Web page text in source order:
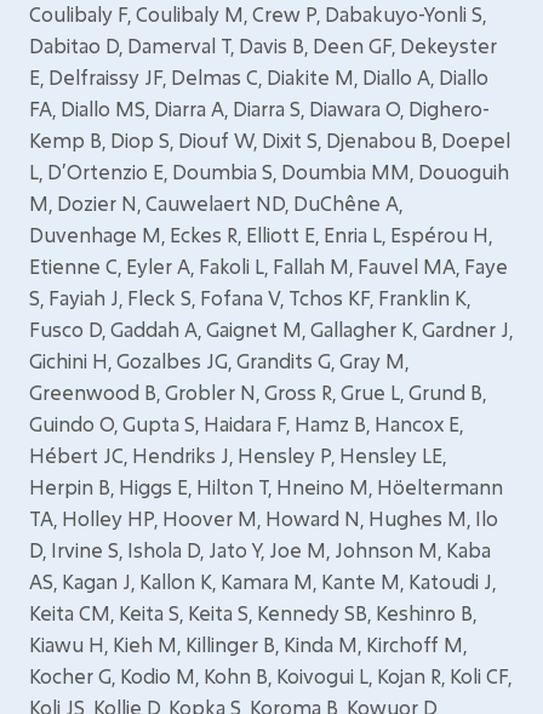
Coulibaly F, Coulibaly M, Crew P, Dabakuyo-Yonli S,
Dabitao D, Damerval T, Davis B, Deen GF, Dekeyster
E, Delfraissy JF, Delmas C, Diakite M, Diallo A, Diallo
FA, Diallo MS, Diarra A, Diarra S, Diawara O, Dighero-
Kemp B, Diop S, Diouf W, Dixit S, Djenabou B, Doepel
L, D’Ortenzio E, Doumbia S, Doumbia MM, Douoguih
M, Dozier N, Cauwelaert ND, DuChêne A,
Duvenhage M, Eckes R, Elliott E, Enria L, Espérou H,
Etienne C, Eyler A, Fakoli L, Fallah M, Fauvel MA, Faye
S, Fayiah J, Fleck S, Fofana V, Tchos KF, Franklin K,
Fusco D, Gaddah A, Gaignet M, Gallagher K, Gardner J,
Gichini H, Gozalbes JG, Grandits G, Gray M,
Greenwood B, Grobler N, Gross R, Grue L, Grund B,
Guindo O, Gupta S, Haidara F, Hamz B, Hancox E,
Hébert JC, Hendriks J, Hensley P, Hensley LE,
Herpin B, Higgs E, Hilton T, Hneino M, Höeltermann
TA, Holley HP, Hoover M, Howard N, Hughes M, Ilo
D, Irvine S, Ishola D, Jato Y, Joe M, Johnson M, Kaba
AS, Kagan J, Kallon K, Kamara M, Kante M, Katoudi J,
Keita CM, Keita S, Keita S, Kennedy SB, Keshinro B,
Kiawu H, Kieh M, Killinger B, Kinda M, Kirchoff M,
Kocher G, Kodio M, Kohn B, Koivogui L, Kojan R, Koli CF,
Koli JS, Kollie D, Kopka S, Koroma B, Kowuor D,